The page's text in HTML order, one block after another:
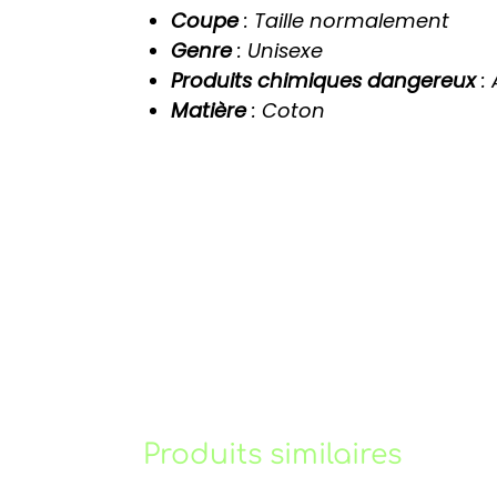
Coupe: Taille normalement
Genre: Unisexe
Produits chimiques dangereux:
Matière: Coton
Produits similaires